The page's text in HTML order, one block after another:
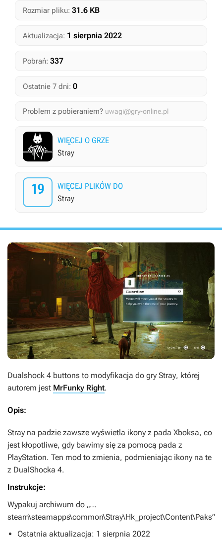
Rozmiar pliku: 31.6 KB
Aktualizacja: 1 sierpnia 2022
Pobrań: 337
Ostatnie 7 dni: 0
Problem z pobieraniem? uwagi@gry-online.pl
WIĘCEJ O GRZE
Stray
19
WIĘCEJ PLIKÓW DO
Stray
Dualshock 4 buttons to modyfikacja do gry Stray, której
autorem jest MrFunky Right.
Opis:
Stray na padzie zawsze wyświetla ikony z pada Xboksa, co
jest kłopotliwe, gdy bawimy się za pomocą pada z
PlayStation. Ten mod to zmienia, podmieniając ikony na te
z DualShocka 4.
Instrukcje:
Wypakuj archiwum do „…
steam\steamapps\common\Stray\Hk_project\Content\Paks”
Ostatnia aktualizacja: 1 sierpnia 2022